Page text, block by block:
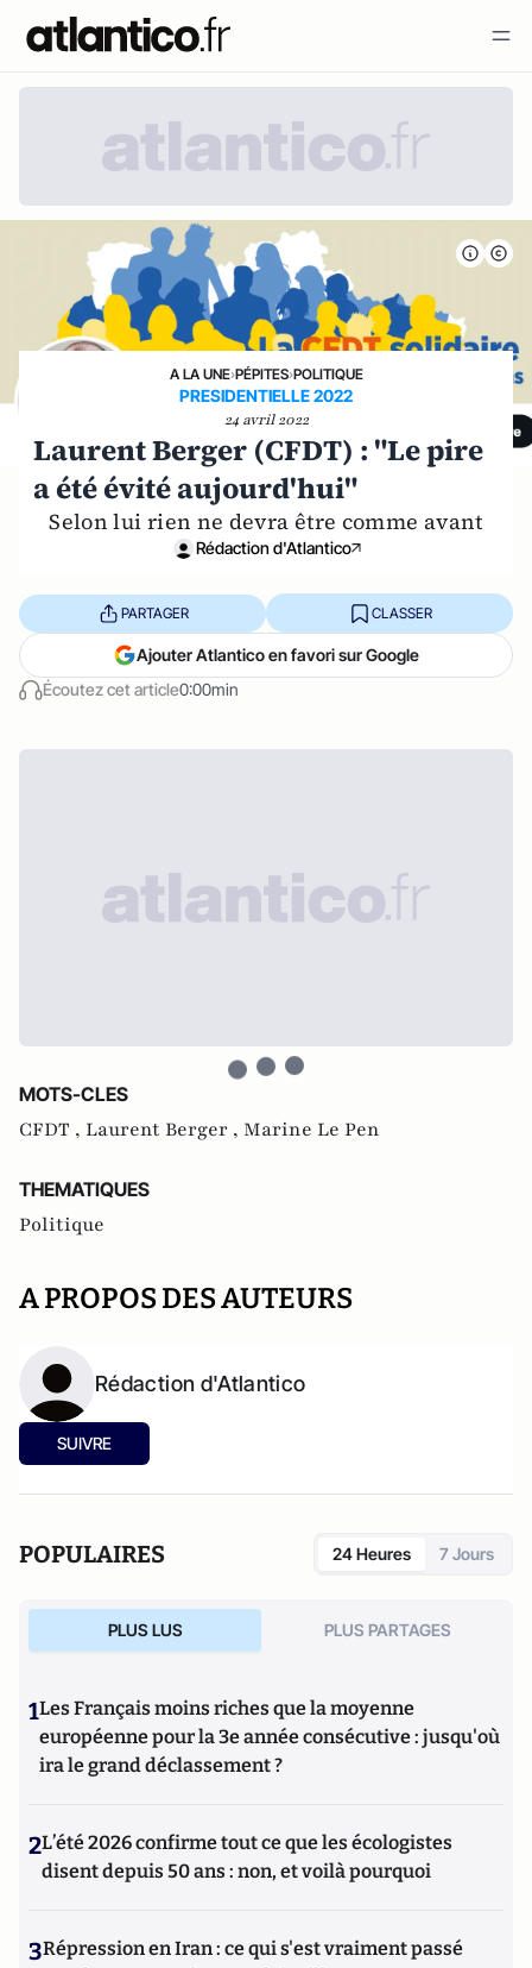
A LA UNE›PÉPITES›POLITIQUE
PRESIDENTIELLE 2022
24 avril 2022
Laurent Berger (CFDT) : "Le pire
a été évité aujourd'hui"
Selon lui rien ne devra être comme avant
Rédaction d'Atlantico
Écoutez cet article0:00min
PARTAGER CLASSER
Ajouter Atlantico en favori sur Google
MOTS-CLES
CFDT , Laurent Berger , Marine Le Pen
THEMATIQUES
Politique
A PROPOS DES AUTEURS
Rédaction d'Atlantico
SUIVRE
POPULAIRES 24 Heures 7 Jours
PLUS LUS PLUS PARTAGES
1Les Français moins riches que la moyenne
européenne pour la 3e année consécutive : jusqu'où
ira le grand déclassement ?
2L’été 2026 confirme tout ce que les écologistes
disent depuis 50 ans : non, et voilà pourquoi
3Répression en Iran : ce qui s'est vraiment passé